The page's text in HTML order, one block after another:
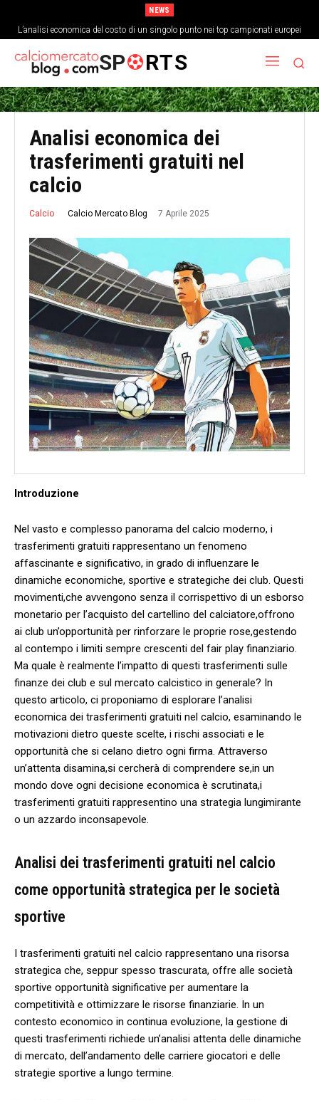
NEWS
L’analisi economica del costo di un singolo punto nei top campionati europei
SP RTS
Analisi economica dei
trasferimenti gratuiti nel
calcio
Calcio Calcio Mercato Blog 7 Aprile 2025
Introduzione
Nel⁤ vasto e complesso panorama ⁤del ⁤calcio moderno, i
trasferimenti gratuiti⁣ rappresentano un fenomeno
‍affascinante e significativo, ⁣in grado di influenzare le ​
dinamiche economiche,‌ sportive e strategiche⁢ dei club. Questi
movimenti,che avvengono senza il corrispettivo di ‌un ⁢esborso
monetario per l’acquisto del cartellino del calciatore,offrono
ai club un’opportunità per rinforzare le proprie⁣ rose,gestendo
al contempo i limiti sempre⁢ crescenti del⁢ fair play finanziario.
Ma quale è ‌realmente ​l’impatto di questi trasferimenti sulle
finanze​ dei club e sul mercato calcistico in generale? In
questo articolo, ci proponiamo di esplorare l’analisi
economica dei trasferimenti gratuiti nel calcio, esaminando le
motivazioni dietro queste⁤ scelte, i rischi⁢ associati e le⁤
opportunità che⁣ si celano ⁢dietro ogni​ firma. Attraverso
un’attenta disamina,si cercherà‍ di comprendere se,in un
mondo dove ogni ​decisione economica è⁤ scrutinata,i
⁣trasferimenti gratuiti ‌rappresentino una strategia ‍lungimirante
o un azzardo inconsapevole.
Analisi dei trasferimenti gratuiti nel calcio
come opportunità strategica ⁤per ​le ‌società
sportive
I trasferimenti ‍gratuiti nel ‍calcio rappresentano una risorsa
strategica che, seppur spesso trascurata, offre alle società
sportive opportunità significative per aumentare la
competitività e ottimizzare le risorse finanziarie. In un
contesto⁢ economico in continua evoluzione, ⁣la gestione di
questi trasferimenti richiede un’analisi attenta delle dinamiche
di mercato, dell’andamento delle carriere giocatori e delle
strategie sportive a lungo termine.